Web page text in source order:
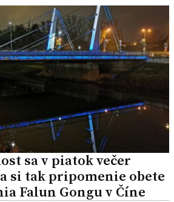
sa v piatok večer
si tak pripomenie obete
Falun Gongu v Číne